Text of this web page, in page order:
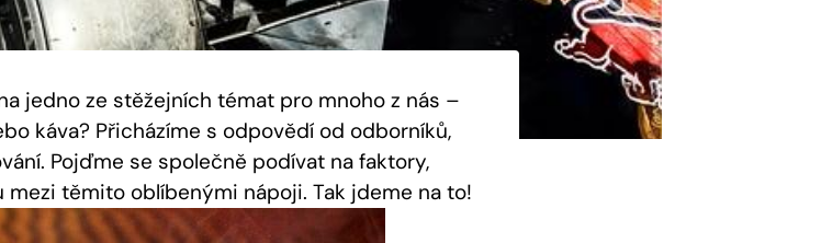
jedno ze stěžejních témat pro mnoho z nás –
káva? Přicházíme s odpovědí od odborníků,
Pojďme se společně podívat na faktory,
těmito oblíbenými nápoji. Tak jdeme na to!